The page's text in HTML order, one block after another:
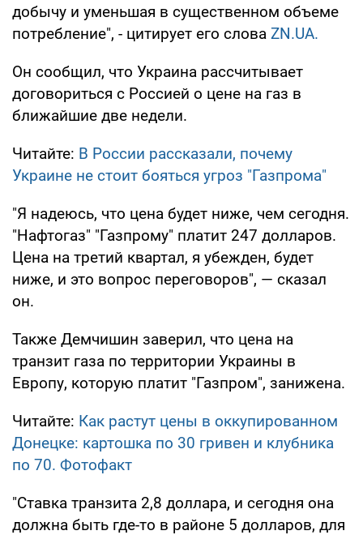
добычу и уменьшая в существенном объеме
потребление", - цитирует его слова ZN.UA.
Он сообщил, что Украина рассчитывает
договориться с Россией о цене на газ в
ближайшие две недели.
Читайте: В России рассказали, почему
Украине не стоит бояться угроз "Газпрома"
"Я надеюсь, что цена будет ниже, чем сегодня.
"Нафтогаз" "Газпрому" платит 247 долларов.
Цена на третий квартал, я убежден, будет
ниже, и это вопрос переговоров", — сказал
он.
Также Демчишин заверил, что цена на
транзит газа по территории Украины в
Европу, которую платит "Газпром", занижена.
Читайте: Как растут цены в оккупированном
Донецке: картошка по 30 гривен и клубника
по 70. Фотофакт
"Ставка транзита 2,8 доллара, и сегодня она
должна быть где-то в районе 5 долларов, для